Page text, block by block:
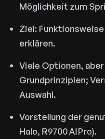
Möglichkeit zum
Ziel:
erklären.
Viele Optionen,
Grundprinzipien;
Auswahl.
Vorstellung der
Halo, R9700 AI Pro).